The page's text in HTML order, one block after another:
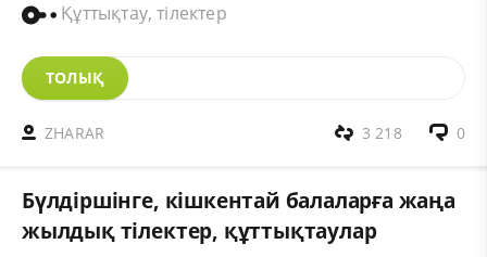
Құттықтау, тілектер
ТОЛЫҚ
ZHARAR 0
3 218
Бүлдіршінге, кішкентай балаларға жаңа
жылдық тілектер, құттықтаулар